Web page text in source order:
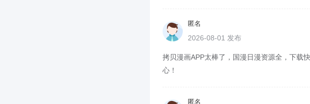
匿名
2026-08-01 发布
拷贝漫画APP太棒了，国漫日漫资源全，下载
心！
匿名